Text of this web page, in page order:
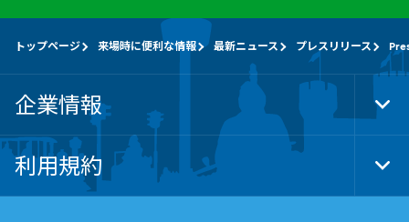
トップページ 来場時に便利な情報 最新ニュース プレスリリース
企業情報
利用規約